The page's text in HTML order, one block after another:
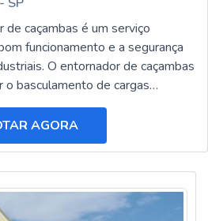
caçambas é um serviço
funcionamento e a segurança
O entornador de caçambas
basculamento de cargas
e a descarga de materiais.
AGORA